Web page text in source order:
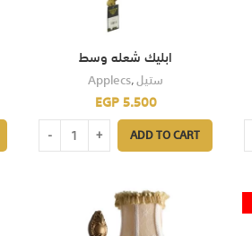
ابليك شعله وسط
Applecs,ستيل
EGP5.500
ADD TO CART